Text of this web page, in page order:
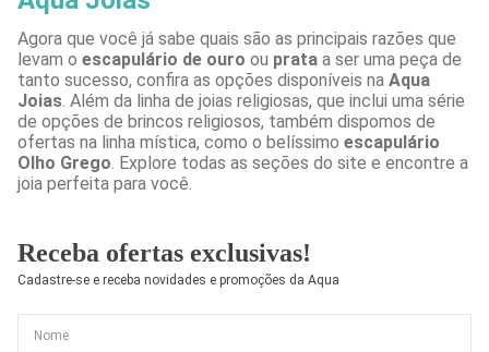
Agora que você já sabe quais são as principais razões que
levam o escapulário de ouro ou prata a ser uma peça de
tanto sucesso, confira as opções disponíveis na Aqua
Joias . Além da linha de joias religiosas, que inclui uma série
de opções de brincos religiosos, também dispomos de
ofertas na linha mística, como o belíssimo escapulário
Olho Grego . Explore todas as seções do site e encontre a
joia perfeita para você.
Receba ofertas exclusivas!
Cadastre-se e receba novidades e promoções da Aqua